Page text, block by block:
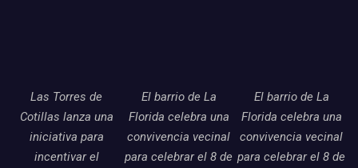
Las Torres de
Cotillas lanza una
iniciativa para
incentivar el
El barrio de La
Florida celebra una
convivencia vecinal
para celebrar el 8 de
El barrio de La
Florida celebra una
convivencia vecinal
para celebrar el 8 de